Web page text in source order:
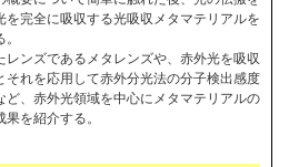
完全に吸収する光吸収メタマテリアルを
ンズであるメタレンズや、赤外光を吸収
れを応用して赤外分光法の分子検出感度
、赤外光領域を中心にメタマテリアルの
を紹介する。